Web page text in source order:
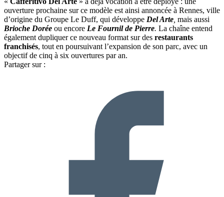
ouverture prochaine sur ce modèle est ainsi annoncée à Rennes, ville
d’origine du Groupe Le Duff, qui développe Del Arte mais aussi
Brioche Dorée ou encore Le Fournil de Pierre. La chaîne entend
également dupliquer ce nouveau format sur des restaurants
franchisés, tout en poursuivant l’expansion de son parc, avec un
objectif de cinq à six ouvertures par an.
Partager sur :